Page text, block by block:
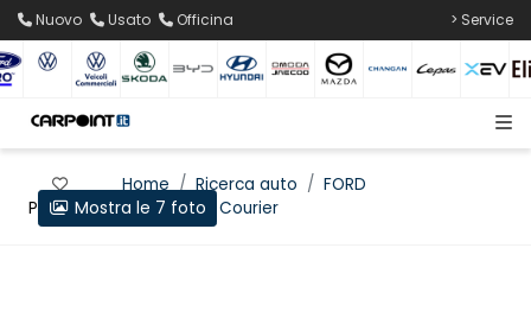
Nuovo Usato Officina > Service
Preferiti
Home Ricerca auto
FORD
Tourneo Courier
Mostra le 7 foto